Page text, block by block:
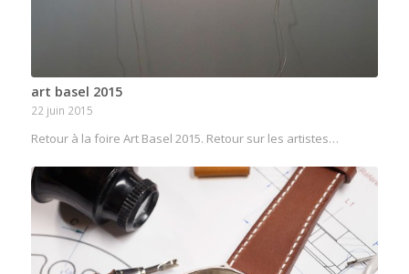
art basel 2015
22 juin 2015
Retour à la foire Art Basel 2015. Retour sur les artistes…